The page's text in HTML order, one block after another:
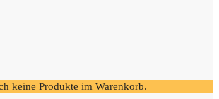
keine Produkte im Warenkorb.